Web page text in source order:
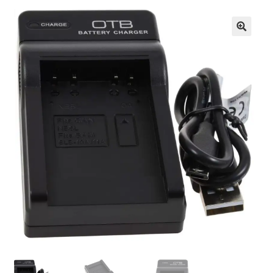
Toimitusehdot
POISTUVAT TUOTTEET